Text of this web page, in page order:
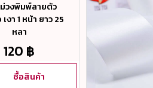
วงพิมพ์ลายตัว
งา 1 หน้า ยาว 25
หลา
120 ฿
ซื้อสินค้า